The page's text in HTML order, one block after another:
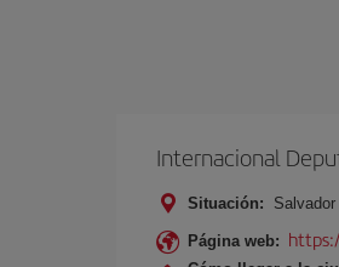
Internacional
Situación: Salvador
Página web: